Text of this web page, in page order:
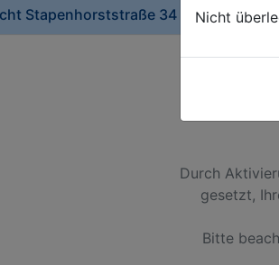
Stapenhorststraße 34 inBielefeld
Durch
gesetzt,
Bitte
Nicht